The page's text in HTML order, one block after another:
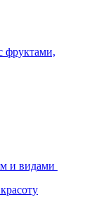
и видами